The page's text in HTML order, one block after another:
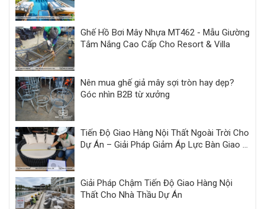
Ghế Hồ Bơi Mây Nhựa MT462 - Mẫu Giường
Tắm Nắng Cao Cấp Cho Resort & Villa
Nên mua ghế giả mây sợi tròn hay dẹp?
Góc nhìn B2B từ xưởng
Tiến Độ Giao Hàng Nội Thất Ngoài Trời Cho
Dự Án – Giải Pháp Giảm Áp Lực Bàn Giao |
Giải Pháp Chậm Tiến Độ Giao Hàng Nội
Thất Cho Nhà Thầu Dự Án